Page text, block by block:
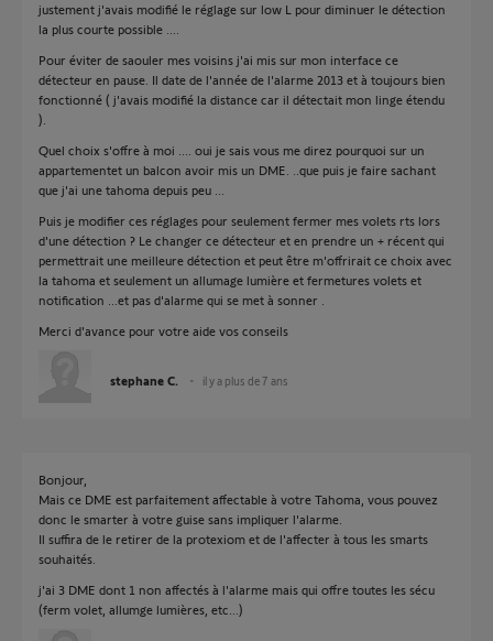
justement j'avais modifié le réglage sur low L pour diminuer le détection
la plus courte possible ....
Pour éviter de saouler mes voisins j'ai mis sur mon interface ce
détecteur en pause. Il date de l'année de l'alarme 2013 et à toujours bien
fonctionné ( j'avais modifié la distance car il détectait mon linge étendu
).
Quel choix s'offre à moi .... oui je sais vous me direz pourquoi sur un
appartementet un balcon avoir mis un DME. ..que puis je faire sachant
que j'ai une tahoma depuis peu ...
Puis je modifier ces réglages pour seulement fermer mes volets rts lors
d'une détection ? Le changer ce détecteur et en prendre un + récent qui
permettrait une meilleure détection et peut être m'offrirait ce choix avec
la tahoma et seulement un allumage lumière et fermetures volets et
notification ...et pas d'alarme qui se met à sonner .
Merci d'avance pour votre aide vos conseils
stephane C. il y a plus de 7 ans
Bonjour,
Mais ce DME est parfaitement affectable à votre Tahoma, vous pouvez
donc le smarter à votre guise sans impliquer l'alarme.
Il suffira de le retirer de la protexiom et de l'affecter à tous les smarts
souhaités.
j'ai 3 DME dont 1 non affectés à l'alarme mais qui offre toutes les sécu
(ferm volet, allumge lumières, etc...)